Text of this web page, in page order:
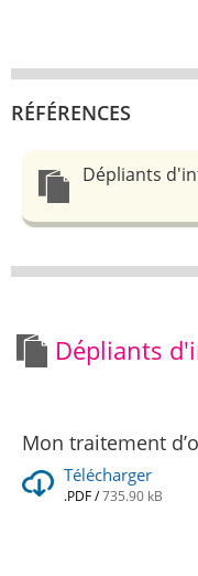
RÉFÉRENCES
Dépliants
Dépliants
Mon traitement
Télécharger
.PDF/735.90 kB